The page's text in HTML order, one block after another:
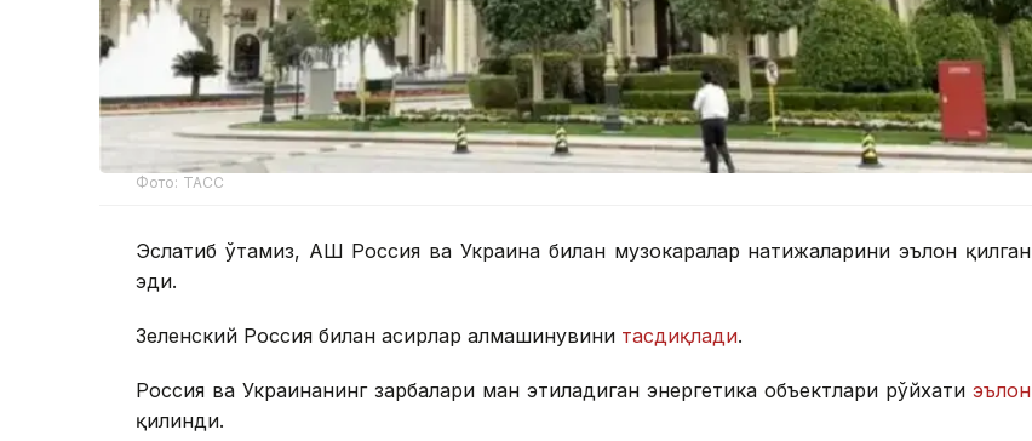
Фото: ТАСС
Эслатиб ўтамиз, АҚШ Россия ва Украина билан музокаралар натижаларини эълон қилган
эди.
Зеленский Россия билан асирлар алмашинувини тасдиқлади.
Россия ва Украинанинг зарбалари ман этиладиган энергетика объектлари рўйхати эълон
қилинди.